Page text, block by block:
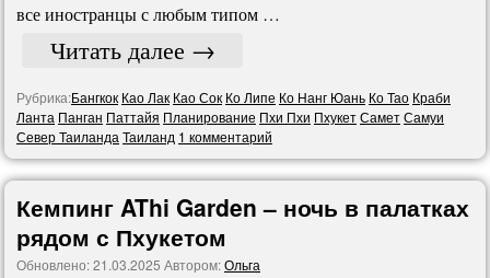
все иностранцы с любым типом …
Читать далее →
Рубрика:Бангкок Као Лак Као Сок Ко Липе Ко Нанг Юань Ко Тао Краби
Ланта Панган Паттайя Планирование Пхи Пхи ПхукетСаметСамуи
Север Таиланда Таиланд 1 комментарий
Кемпинг AThi Garden – ночь в палатках
рядом с Пхукетом
Обновлено:21.03.2025 Автором:Ольга